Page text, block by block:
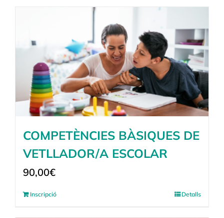
COMPETÈNCIES BÀSIQUES DE
VETLLADOR/A ESCOLAR
90,00€
Inscripció Detalls